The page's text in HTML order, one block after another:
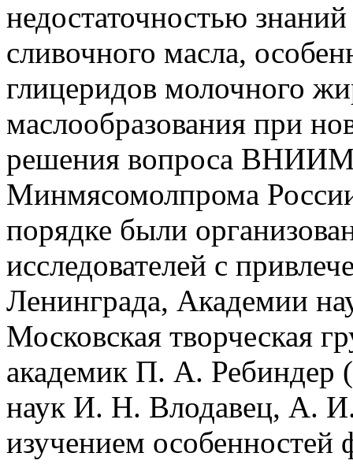
недостаточностью
сливочного масла,
глицеридов молочного
маслообразования при
решения вопроса
Минмясомолпрома
порядке были
исследователей с
Ленинграда, Академии
Московская творческая
академик П. А. Ребиндер
наук И. H. Влодавец, А.
изучением особенностей